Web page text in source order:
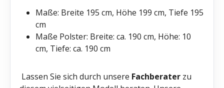
Maße: Breite 195 cm, Höhe 199 cm, Tiefe 195
cm
Maße Polster: Breite: ca. 190 cm, Höhe: 10
cm, Tiefe: ca. 190 cm
Lassen Sie sich durch unsere Fachberater zu